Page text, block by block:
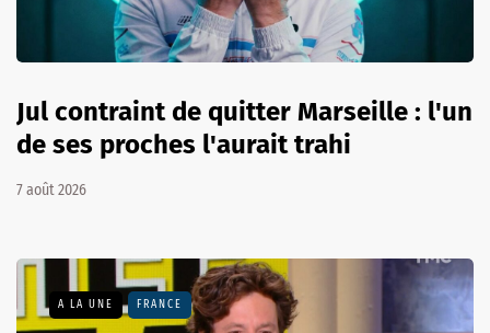
Jul contraint de quitter Marseille : l'un
de ses proches l'aurait trahi
7 août 2026
A LA UNE FRANCE